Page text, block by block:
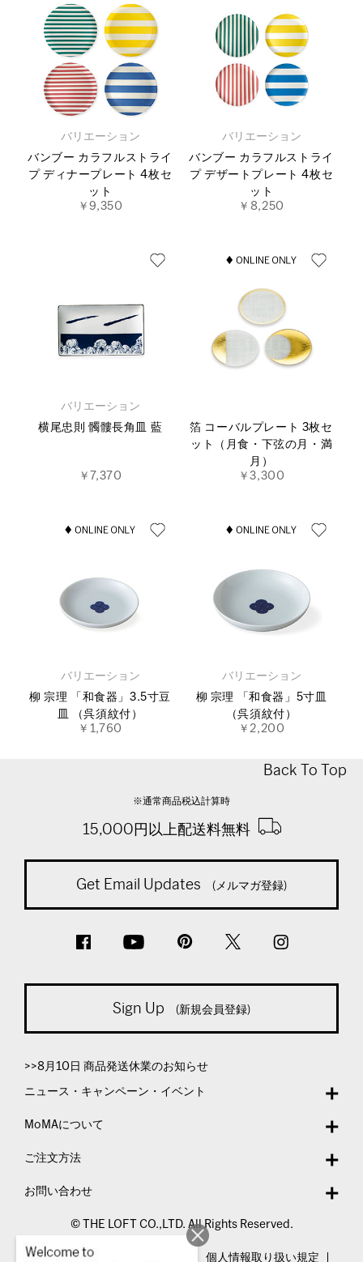
バリエーション
バンブー カラフルストライ
プ ディナープレート 4枚セ
ット
￥9,350
バリエーション
バンブー カラフルストライ
プ デザートプレート 4枚セ
ット
￥8,250
バリエーション
横尾忠則 髑髏長角皿 藍
￥7,370
箔 コーバルプレート 3枚セ
ット（月食・下弦の月・満
月）
￥3,300
バリエーション
柳 宗理 「和食器」3.5寸豆
皿 （呉須紋付）
￥1,760
バリエーション
柳 宗理 「和食器」5寸皿
（呉須紋付）
￥2,200
Back To Top
※通常商品税込計算時
15,000円以上配送料無料
Get Email Updates (メルマガ登録)
Sign Up (新規会員登録)
>>8月10日 商品発送休業のお知らせ
ニュース・キャンペーン・イベント
MoMAについて
ご注文方法
お問い合わせ
© THE LOFT CO.,LTD. All Rights Reserved.
特定商取引法表示 個人情報取り扱い規定